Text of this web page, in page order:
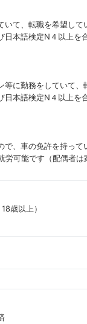
いて、転職を希望して
日本語検定N４以上を
等に勤務をしていて
日本語検定N４以上を
で、車の免許を持って
可能です（配偶者
歳以上）